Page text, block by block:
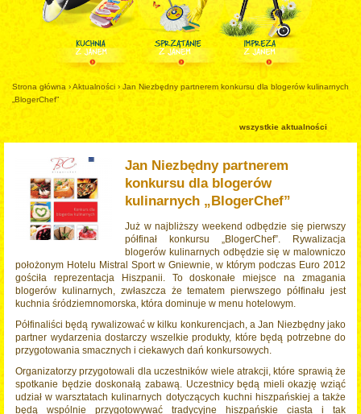
Strona główna ›Aktualności › Jan Niezbędny partnerem konkursu dla blogerów kulinarnych
„BlogerChef”
wszystkie aktualności
Jan Niezbędny partnerem
konkursu dla blogerów
kulinarnych „BlogerChef”
Już w najbliższy weekend odbędzie się pierwszy
półfinał konkursu „BlogerChef”. Rywalizacja
blogerów kulinarnych odbędzie się w malowniczo
położonym Hotelu Mistral Sport w Gniewnie, w którym podczas Euro 2012
gościła reprezentacja Hiszpanii. To doskonałe miejsce na zmagania
blogerów kulinarnych, zwłaszcza że tematem pierwszego półfinału jest
kuchnia śródziemnomorska, która dominuje w menu hotelowym.
Półfinaliści będą rywalizować w kilku konkurencjach, a Jan Niezbędny jako
partner wydarzenia dostarczy wszelkie produkty, które będą potrzebne do
przygotowania smacznych i ciekawych dań konkursowych.
Organizatorzy przygotowali dla uczestników wiele atrakcji, które sprawią że
spotkanie będzie doskonałą zabawą. Uczestnicy będą mieli okazję wziąć
udział w warsztatach kulinarnych dotyczących kuchni hiszpańskiej a także
będą wspólnie przygotowywać tradycyjne hiszpańskie ciasta i tak